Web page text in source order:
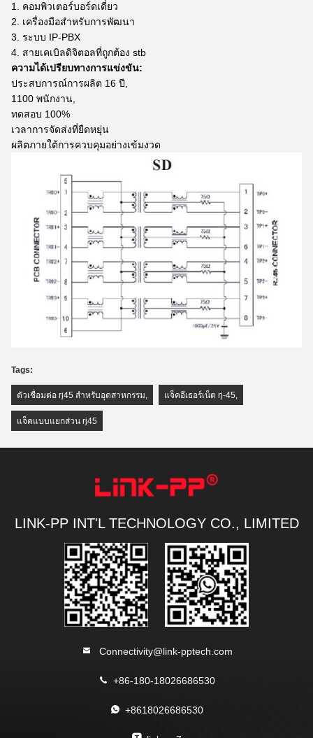
1. คอมพิวเตอร์บอร์ดเดี่ยว
2. เครื่องมือสำหรับการพัฒนา
3. ระบบ IP-PBX
4. สายเคเบิลดิจิตอลที่ถูกต้อง stb
ความได้เปรียบทางการแข่งขัน:
ประสบการณ์การผลิต 16 ปี,
1100 พนักงาน,
ทดสอบ 100%
เวลาการจัดส่งที่ยืดหยุ่น
ผลิตภายใต้การควบคุมอย่างเข้มงวด
Tags:
ตัวเชื่อมต่อ rj45 สำหรับอุตสาหกรรม แจ็คอีเธอร์เน็ต rj-45
แจ็คแบบแยกส่วน rj45
LINK-PP INT'L TECHNOLOGY CO., LIMITED
Connectivity@link-pptech.com
+86-180-18026686530
+8618026686530